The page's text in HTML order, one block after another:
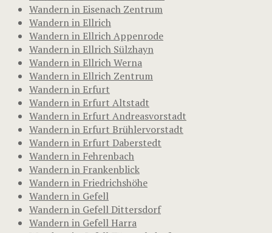
Wandern in Eisenach Zentrum
Wandern in Ellrich
Wandern in Ellrich Appenrode
Wandern in Ellrich Sülzhayn
Wandern in Ellrich Werna
Wandern in Ellrich Zentrum
Wandern in Erfurt
Wandern in Erfurt Altstadt
Wandern in Erfurt Andreasvorstadt
Wandern in Erfurt Brühlervorstadt
Wandern in Erfurt Daberstedt
Wandern in Fehrenbach
Wandern in Frankenblick
Wandern in Friedrichshöhe
Wandern in Gefell
Wandern in Gefell Dittersdorf
Wandern in Gefell Harra